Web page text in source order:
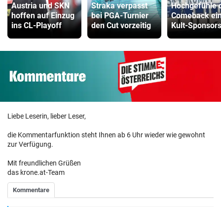
Austria und SKN
hoffen auf Einzug
ins CL-Playoff
Straka verpasst
bei PGA-Turnier
den Cut vorzeitig
Hochgefühle
Comeback
Kult-Sponsors
Liebe Leserin, lieber Leser,
die Kommentarfunktion steht Ihnen ab 6 Uhr wieder wie gewohnt
zur Verfügung.
Mit freundlichen Grüßen
das krone.at-Team